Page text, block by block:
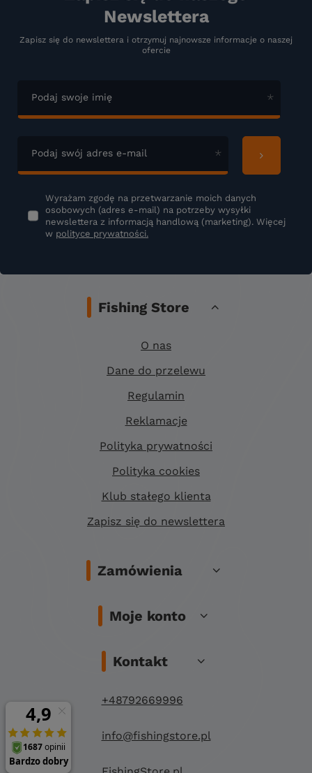
Newslettera
Zapisz się do newslettera i otrzymuj najnowsze informacje o naszej
ofercie
Podaj swoje imię
Podaj swój adres e-mail
Wyrażam zgodę na przetwarzanie moich danych
osobowych (adres e-mail) na potrzeby wysyłki
newslettera z informacją handlową (marketing). Więcej
w polityce prywatności.
Fishing Store
O nas
Dane do przelewu
Regulamin
Reklamacje
Polityka prywatności
Polityka cookies
Klub stałego klienta
Zapisz się do newslettera
Zamówienia
Moje konto
Kontakt
+48792669996
info@fishingstore.pl